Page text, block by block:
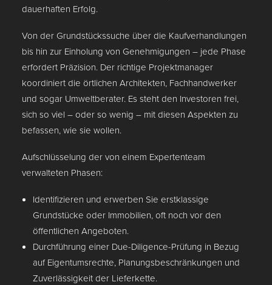
dauerhaften Erfolg.
Von der Grundstückssuche über die Kaufverhandlungen
bis hin zur Einholung von Genehmigungen – jede Phase
erfordert Präzision. Der richtige Projektmanager
koordiniert die örtlichen Architekten, Fachhandwerker
und sogar Umweltberater. Es steht den Investoren frei,
sich so viel – oder so wenig – mit diesen Aspekten zu
befassen, wie sie wollen.
Aufschlüsselung der von einem Expertenteam
verwalteten Phasen:
Identifizieren und erwerben Sie erstklassige
Grundstücke oder Immobilien, oft noch vor den
öffentlichen Angeboten.
Durchführung einer Due-Diligence-Prüfung in Bezug
auf Eigentumsrechte, Planungsbeschränkungen und
Zuverlässigkeit der Lieferkette.